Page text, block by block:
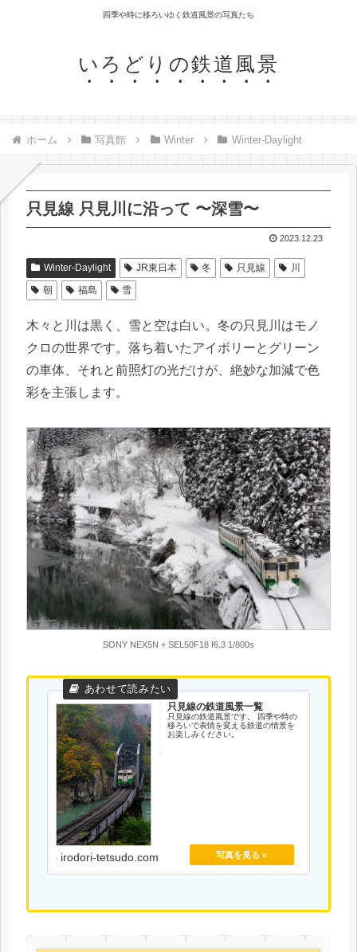
四季や時に移ろいゆく鉄道風景の写真たち
いろどりの鉄道風景
ホーム 写真館 Winter Winter-Daylight
只見線 只見川に沿って 〜深雪〜
2023.12.23
Winter-Daylight JR東日本 冬 只見線
川
朝
福島 雪
木々と川は黒く、雪と空は白い。冬の只見川はモノ
クロの世界です。落ち着いたアイボリーとグリーン
の車体、それと前照灯の光だけが、絶妙な加減で色
彩を主張します。
SONY NEX5N + SEL50F18 f6.3 1/800s
只見線の鉄道風景一覧
只見線の鉄道風景です。 四季や時の
移ろいで表情を変える鉄道の情景を
お楽しみください。
irodori-tetsudo.com